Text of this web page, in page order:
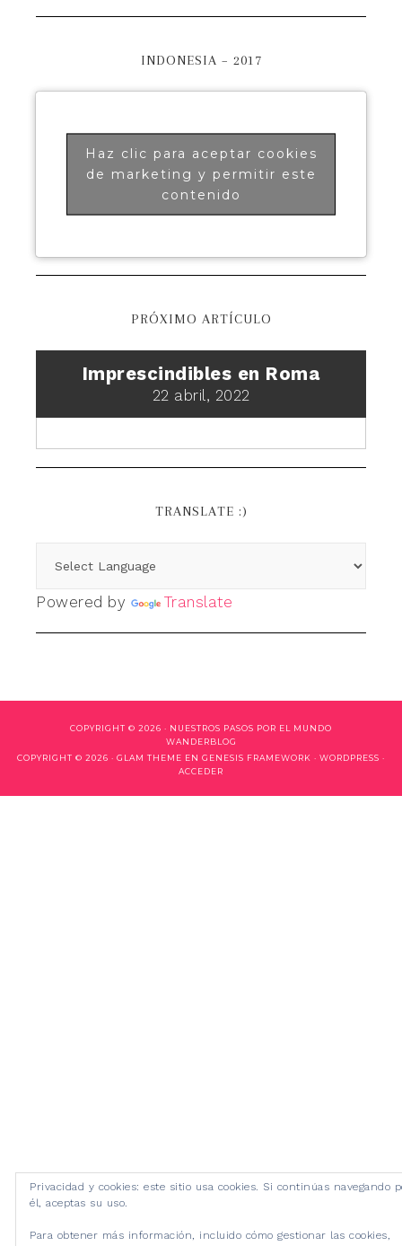
INDONESIA – 2017
Haz clic para aceptar cookies
de marketing y permitir este
contenido
PRÓXIMO ARTÍCULO
Imprescindibles en Roma
22 abril, 2022
TRANSLATE :)
Powered by Translate
COPYRIGHT © 2026 · NUESTROS PASOS POR EL MUNDO
WANDERBLOG
COPYRIGHT © 2026 · GLAM THEME EN GENESIS FRAMEWORK · WORDPRESS ·
ACCEDER
Privacidad y cookies: este sitio usa cookies. Si continúas navegando
él, aceptas su uso.
Para obtener más información, incluido cómo gestionar las cookies,